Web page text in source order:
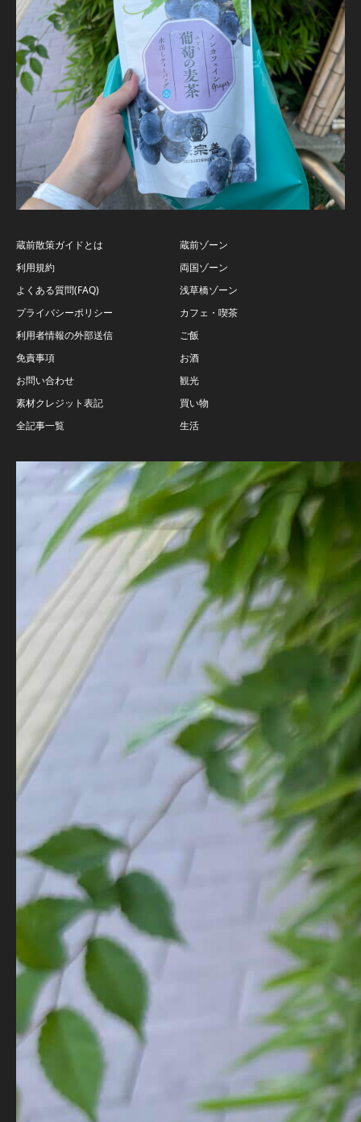
蔵前散策ガイドとは
利用規約
よくある質問(FAQ)
プライバシーポリシー
利用者情報の外部送信
免責事項
お問い合わせ
素材クレジット表記
全記事一覧
蔵前ゾーン
両国ゾーン
浅草橋ゾーン
カフェ・喫茶
ご飯
お酒
観光
買い物
生活